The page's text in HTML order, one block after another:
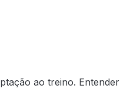
ao treino. Entender